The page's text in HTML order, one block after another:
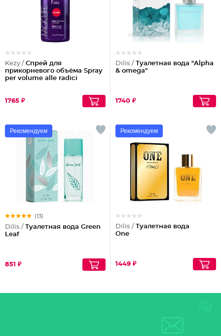
Kezy / Спрей для
прикорневого объёма Spray
per volume alle radici
1765 ₽
Dilis / Туалетная вода "Alpha
& omega"
1740 ₽
Рекомендуем
(13)
Dilis / Туалетная вода Green
Leaf
851 ₽
Рекомендуем
Dilis / Туалетная вода
One
1449 ₽